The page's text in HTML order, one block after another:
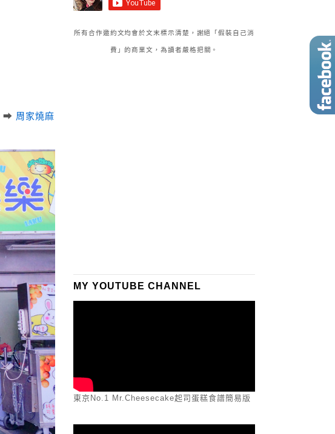
➡ 周家燒麻
所有合作邀約文均會於文末標示清楚，謝絕「假裝自己消
費」的商業文，為讀者嚴格把關。
MY YOUTUBE CHANNEL
東京No.1 Mr.Cheesecake起司蛋糕食譜簡易版